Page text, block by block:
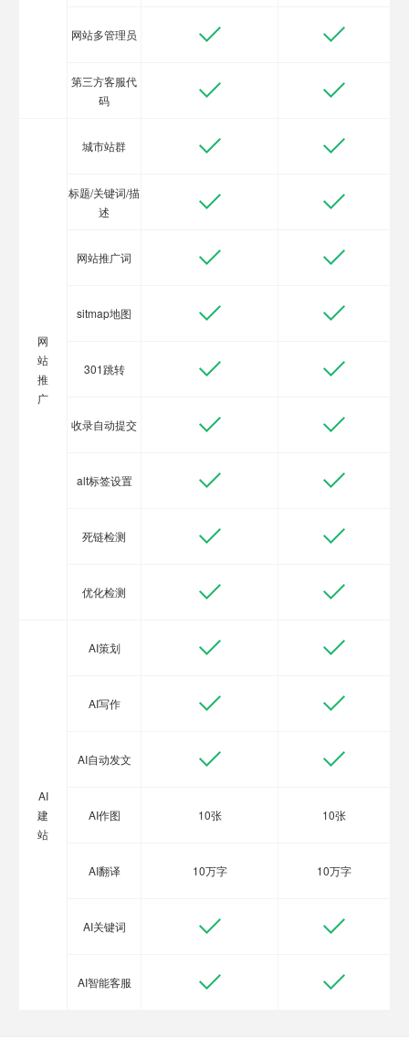
网站多管理员
第三方客服代
码
网
站
推
广
城市站群
标题/关键词/描
述
网站推广词
sitmap地图
301跳转
收录自动提交
alt标签设置
死链检测
优化检测
AI
建
站
AI策划
AI写作
AI自动发文
AI作图 10张 10张
AI翻译 10万字 10万字
AI关键词
AI智能客服